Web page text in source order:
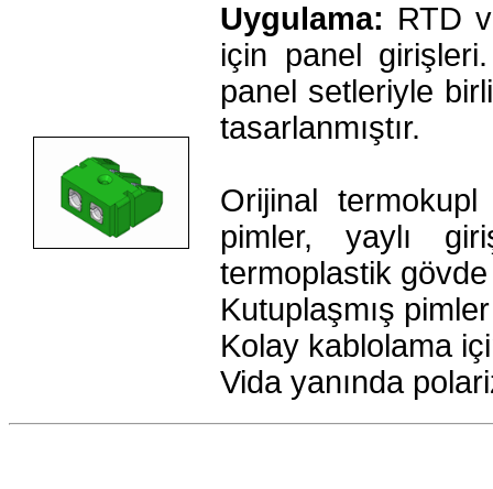
Uygulama: RTD
için panel
panel setleriyle
tasarlanmıştır.
Orijinal
pimler, yaylı
termoplastik gövde
Kutuplaşmış pimler
Kolay kablolama
Vida yanında